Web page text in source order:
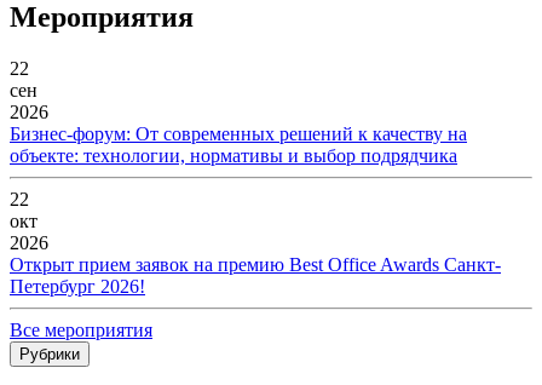
Мероприятия
22
сен
2026
Бизнес-форум: От современных решений к качеству на
объекте: технологии, нормативы и выбор подрядчика
22
окт
2026
Открыт прием заявок на премию Best Office Awards Санкт-
Петербург 2026!
Все мероприятия
Рубрики